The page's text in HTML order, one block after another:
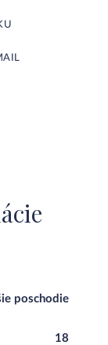
poschodie
18